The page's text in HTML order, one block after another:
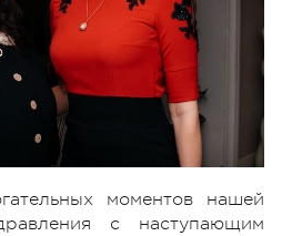
моментов нашей
с наступающим